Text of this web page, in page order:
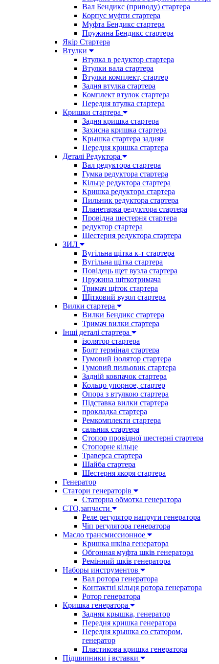
Вал Бендикс (приводу) стартера
Корпус муфти стартера
Муфта Бендикс стартера
Пружина Бендикс стартера
Якір Стартера
Втулки
Втулка в редуктор стартера
Втулки вала стартера
Втулки комплект, стартер
Задня втулка стартера
Комплект втулок стартера
Передня втулка стартера
Кришки стартера
Задня кришка стартера
Захисна кришка стартера
Крышка стартера задняя
Передня кришка стартера
Деталі Редуктора
Вал редуктора стартера
Гумка редуктора стартера
Кільце редуктора стартера
Кришка редуктора стартера
Пильник редуктора стартера
Планетарка редуктора стартера
Провідна шестерня стартера
редуктор стартера
Шестерня редуктора стартера
ЗИЛ
Вугільна щітка к-т стартера
Вугільна щітка стартера
Повідець щет вузла стартера
Пружина щіткотримача
Тримач щіток стартера
Щітковий вузол стартера
Вилки стартера
Вилки Бендикс стартера
Тримач вилки стартера
Інші деталі стартера
ізолятор стартера
Болт термінал стартера
Гумовий ізолятор стартера
Гумовий пильовик стартера
Задній ковпачок стартера
Кольцо упорное, стартер
Опора з втулкою стартера
Підставка вилки стартера
прокладка стартера
Ремкомплекти стартера
сальник стартера
Стопор провідної шестерні стартера
Стопорне кільце
Траверса стартера
Шайба стартера
Шестерня якоря стартера
Генератор
Cтатори генераторів
Статорна обмотка генератора
СТО,запчасти
Реле регулятор напруги генератора
Чіп регулятора генератора
Масло трансмиссионное
Кришка шківа генератора
Обгонная муфта шків генератора
Ремінний шків генератора
Наборы инструментов
Вал ротора генератора
Контактні кільця ротора генератора
Ротор генератора
Кришка генератора
Задняя крышка, генератор
Передня кришка генератора
Передня крышка со статором,
генератор
Пластикова кришка генератора
Підшипники і вставки